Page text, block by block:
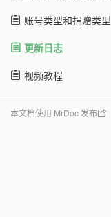
账号类型和捐赠类型
更新日志
视频教程
本文档使用 MrDoc 发布